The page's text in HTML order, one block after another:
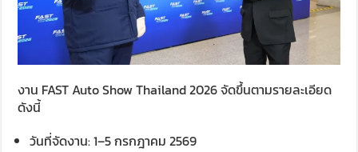
งาน FAST Auto Show Thailand 2026 จัดขึ้นตามรายละเอียด
ดังนี้
วันที่จัดงาน: 1–5 กรกฎาคม 2569